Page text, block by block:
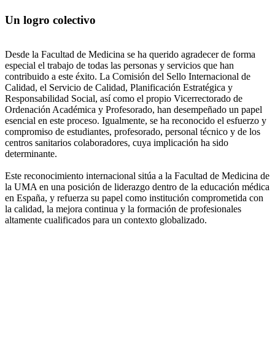
Un logro colectivo
Desde la Facultad de Medicina se ha querido agradecer de forma
especial el trabajo de todas las personas y servicios que han
contribuido a este éxito. La Comisión del Sello Internacional de
Calidad, el Servicio de Calidad, Planificación Estratégica y
Responsabilidad Social, así como el propio Vicerrectorado de
Ordenación Académica y Profesorado, han desempeñado un papel
esencial en este proceso. Igualmente, se ha reconocido el esfuerzo y
compromiso de estudiantes, profesorado, personal técnico y de los
centros sanitarios colaboradores, cuya implicación ha sido
determinante.
Este reconocimiento internacional sitúa a la Facultad de Medicina de
la UMA en una posición de liderazgo dentro de la educación médica
en España, y refuerza su papel como institución comprometida con
la calidad, la mejora continua y la formación de profesionales
altamente cualificados para un contexto globalizado.